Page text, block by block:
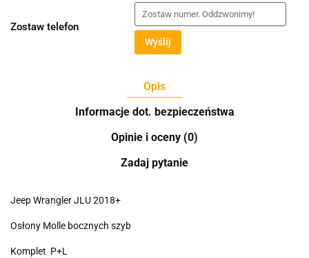
Zostaw telefon
Wyślij
Opis
Informacje dot. bezpieczeństwa
Opinie i oceny (0)
Zadaj pytanie
Jeep Wrangler JLU 2018+
Osłony Molle bocznych szyb
Komplet P+L